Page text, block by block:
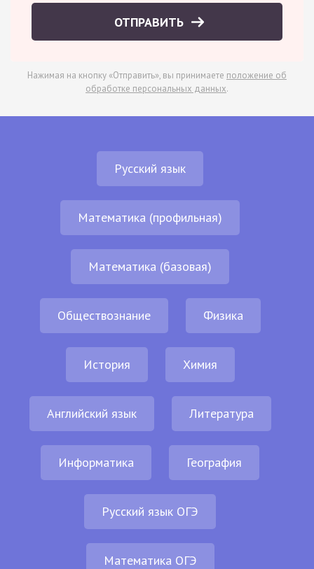
ОТПРАВИТЬ
Нажимая на кнопку «Отправить», вы принимаете положение об
обработке персональных данных.
Русский язык
Математика (профильная)
Математика (базовая)
Обществознание Физика
История Химия
Английский язык Литература
Информатика География
Русский язык ОГЭ
Математика ОГЭ